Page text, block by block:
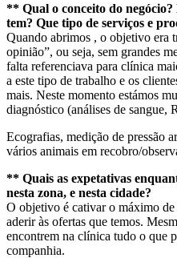
** Qual o conceito do
tem? Que tipo de serviços e
Quando abrimos , o objetivo era
opinião”, ou seja, sem grandes
falta referenciava para clínica
a este tipo de trabalho e os
mais. Neste momento estámos
diagnóstico (análises de sangue,
Ecografias, medição de pressão
vários animais em recobro/
** Quais as expetativas
nesta zona, e nesta cidade?
O objetivo é cativar o máximo de
aderir às ofertas que temos.
encontrem na clínica tudo o que
companhia.